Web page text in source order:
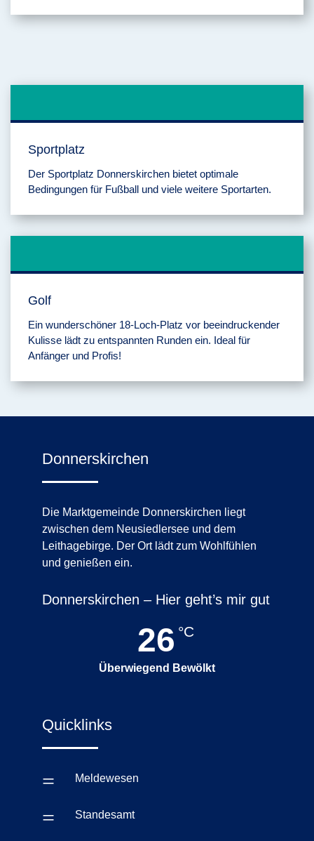
Sportplatz
Der Sportplatz Donnerskirchen bietet optimale
Bedingungen für Fußball und viele weitere Sportarten.
Golf
Ein wunderschöner 18-Loch-Platz vor beeindruckender
Kulisse lädt zu entspannten Runden ein. Ideal für
Anfänger und Profis!
Donnerskirchen
Die Marktgemeinde Donnerskirchen liegt
zwischen dem Neusiedlersee und dem
Leithagebirge. Der Ort lädt zum Wohlfühlen
und genießen ein.
Donnerskirchen – Hier geht’s mir gut
26 °C
Überwiegend Bewölkt
Quicklinks
= Meldewesen
= Standesamt